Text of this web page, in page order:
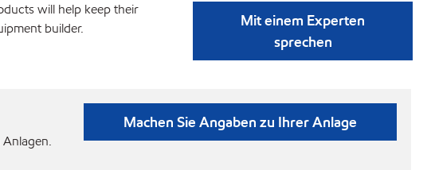
will help keep their
builder.
Mit einem Experten
sprechen
Machen Sie Angaben zu Ihrer Anlage